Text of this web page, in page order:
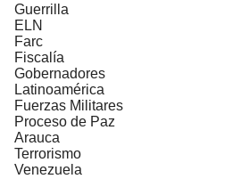
Guerrilla
ELN
Farc
Fiscalía
Gobernadores
Latinoamérica
Fuerzas Militares
Proceso de Paz
Arauca
Terrorismo
Venezuela